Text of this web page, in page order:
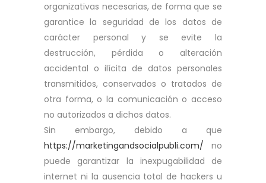
organizativas necesarias, de forma que se
garantice la seguridad de los datos de
carácter personal y se evite la
destrucción, pérdida o alteración
accidental o ilícita de datos personales
transmitidos, conservados o tratados de
otra forma, o la comunicación o acceso
no autorizados a dichos datos.
Sin embargo, debido a que
https://marketingandsocialpubli.com/ no
puede garantizar la inexpugabilidad de
internet ni la ausencia total de hackers u